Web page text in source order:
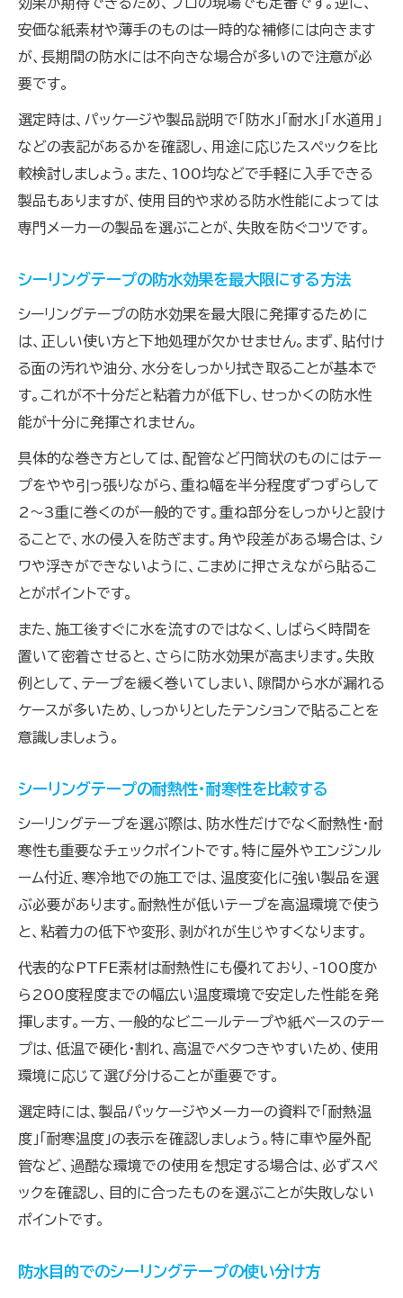
効果が期待できるため、プロの現場でも定番です。逆に、
安価な紙素材や薄手のものは一時的な補修には向きます
が、長期間の防水には不向きな場合が多いので注意が必
要です。
選定時は、パッケージや製品説明で「防水」「耐水」「水道用」
などの表記があるかを確認し、用途に応じたスペックを比
較検討しましょう。また、100均などで手軽に入手できる
製品もありますが、使用目的や求める防水性能によっては
専門メーカーの製品を選ぶことが、失敗を防ぐコツです。
シーリングテープの防水効果を最大限にする方法
シーリングテープの防水効果を最大限に発揮するために
は、正しい使い方と下地処理が欠かせません。まず、貼付け
る面の汚れや油分、水分をしっかり拭き取ることが基本で
す。これが不十分だと粘着力が低下し、せっかくの防水性
能が十分に発揮されません。
具体的な巻き方としては、配管など円筒状のものにはテー
プをやや引っ張りながら、重ね幅を半分程度ずつずらして
2～3重に巻くのが一般的です。重ね部分をしっかりと設け
ることで、水の侵入を防ぎます。角や段差がある場合は、シ
ワや浮きができないように、こまめに押さえながら貼るこ
とがポイントです。
また、施工後すぐに水を流すのではなく、しばらく時間を
置いて密着させると、さらに防水効果が高まります。失敗
例として、テープを緩く巻いてしまい、隙間から水が漏れる
ケースが多いため、しっかりとしたテンションで貼ることを
意識しましょう。
シーリングテープの耐熱性・耐寒性を比較する
シーリングテープを選ぶ際は、防水性だけでなく耐熱性・耐
寒性も重要なチェックポイントです。特に屋外やエンジンル
ーム付近、寒冷地での施工では、温度変化に強い製品を選
ぶ必要があります。耐熱性が低いテープを高温環境で使う
と、粘着力の低下や変形、剥がれが生じやすくなります。
代表的なPTFE素材は耐熱性にも優れており、-100度か
ら200度程度までの幅広い温度環境で安定した性能を発
揮します。一方、一般的なビニールテープや紙ベースのテー
プは、低温で硬化・割れ、高温でベタつきやすいため、使用
環境に応じて選び分けることが重要です。
選定時には、製品パッケージやメーカーの資料で「耐熱温
度」「耐寒温度」の表示を確認しましょう。特に車や屋外配
管など、過酷な環境での使用を想定する場合は、必ずスペ
ックを確認し、目的に合ったものを選ぶことが失敗しない
ポイントです。
防水目的でのシーリングテープの使い分け方